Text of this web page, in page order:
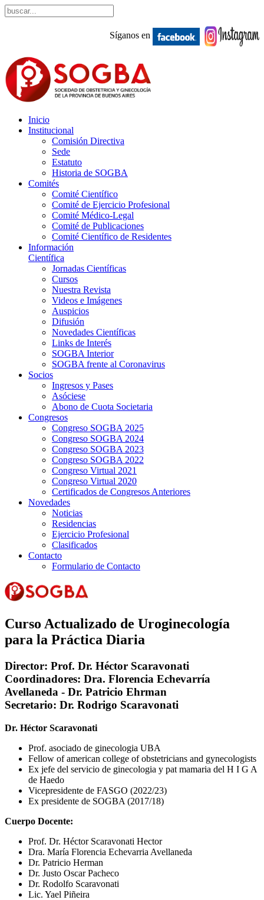
Síganos en
Inicio
Institucional
Comisión Directiva
Sede
Estatuto
Historia de SOGBA
Comités
Comité Científico
Comité de Ejercicio Profesional
Comité Médico-Legal
Comité de Publicaciones
Comité Científico de Residentes
Información
Científica
Jornadas Científicas
Cursos
Nuestra Revista
Videos e Imágenes
Auspicios
Difusión
Novedades Científicas
Links de Interés
SOGBA Interior
SOGBA frente al Coronavirus
Socios
Ingresos y Pases
Asóciese
Abono de Cuota Societaria
Congresos
Congreso SOGBA 2025
Congreso SOGBA 2024
Congreso SOGBA 2023
Congreso SOGBA 2022
Congreso Virtual 2021
Congreso Virtual 2020
Certificados de Congresos Anteriores
Novedades
Noticias
Residencias
Ejercicio Profesional
Clasificados
Contacto
Formulario de Contacto
Curso Actualizado de Uroginecología
para la Práctica Diaria
Director: Prof. Dr. Héctor Scaravonati
Coordinadores: Dra. Florencia Echevarría
Avellaneda - Dr. Patricio Ehrman
Secretario: Dr. Rodrigo Scaravonati
Dr. Héctor Scaravonati
Prof. asociado de ginecologia UBA
Fellow of american college of obstetricians and gynecologists
Ex jefe del servicio de ginecologia y pat mamaria del H I G A
de Haedo
Vicepresidente de FASGO (2022/23)
Ex presidente de SOGBA (2017/18)
Cuerpo Docente:
Prof. Dr. Héctor Scaravonati Hector
Dra. María Florencia Echevarria Avellaneda
Dr. Patricio Herman
Dr. Justo Oscar Pacheco
Dr. Rodolfo Scaravonati
Lic. Yael Piñeira